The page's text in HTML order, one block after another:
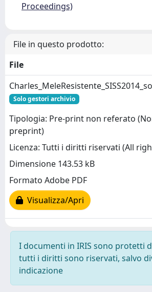
Proceedings)
File in questo prodotto:
File
Solo gestori archivio
Tipologia: Pre-print non referato
preprint)
Licenza: Tutti i diritti riservati (All
Dimensione 143.53 kB
Formato Adobe PDF
Visualizza/Apri
I documenti in IRIS sono protetti
tutti i diritti sono riservati, salvo
indicazione